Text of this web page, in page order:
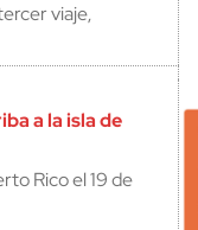
viaje,
a la isla de
Rico el 19 de